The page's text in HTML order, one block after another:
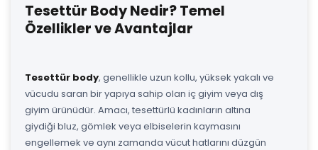
Tesettür Body Nedir? Temel
Özellikler ve Avantajlar
Tesettür body, genellikle uzun kollu, yüksek yakalı ve
vücudu saran bir yapıya sahip olan iç giyim veya dış
giyim ürünüdür. Amacı, tesettürlü kadınların altına
giydiği bluz, gömlek veya elbiselerin kaymasını
engellemek ve aynı zamanda vücut hatlarını düzgün